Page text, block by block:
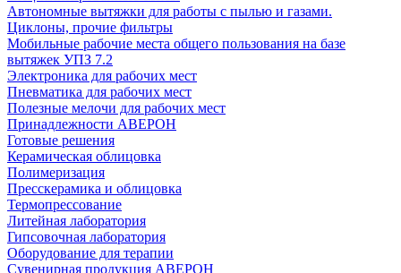
Автономные вытяжки для работы с пылью и газами.
Циклоны, прочие фильтры
Мобильные рабочие места общего пользования на базе
вытяжек УПЗ 7.2
Электроника для рабочих мест
Пневматика для рабочих мест
Полезные мелочи для рабочих мест
Принадлежности АВЕРОН
Готовые решения
Керамическая облицовка
Полимеризация
Пресскерамика и облицовка
Термопрессование
Литейная лаборатория
Гипсовочная лаборатория
Оборудование для терапии
Сувенирная продукция АВЕРОН